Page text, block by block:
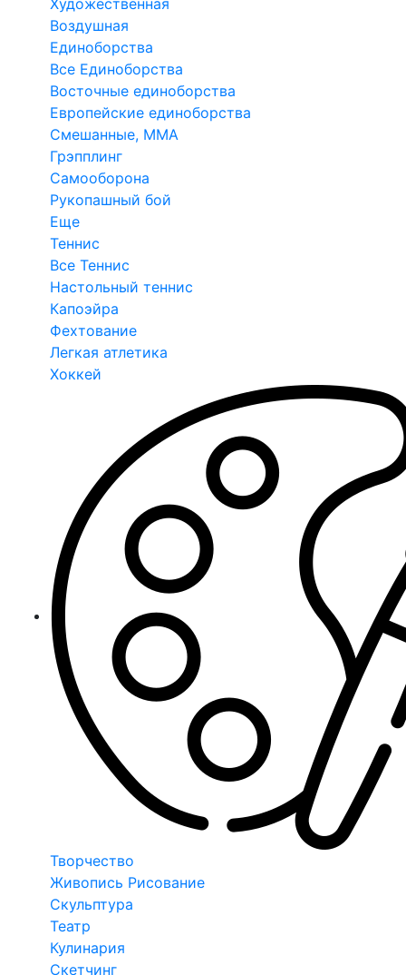
Художественная
Воздушная
Единоборства
Все Единоборства
Восточные единоборства
Европейские единоборства
Смешанные, ММА
Грэпплинг
Самооборона
Рукопашный бой
Еще
Теннис
Все Теннис
Настольный теннис
Капоэйра
Фехтование
Легкая атлетика
Хоккей
Творчество
Живопись Рисование
Скульптура
Театр
Кулинария
Скетчинг